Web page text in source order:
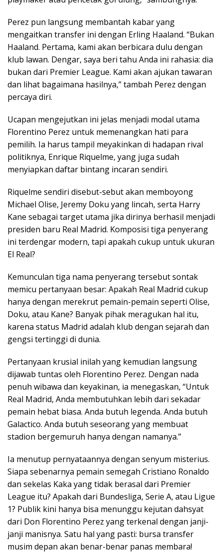
Perez pun langsung membantah kabar yang
mengaitkan transfer ini dengan Erling Haaland. “Bukan
Haaland. Pertama, kami akan berbicara dulu dengan
klub lawan. Dengar, saya beri tahu Anda ini rahasia: dia
bukan dari Premier League. Kami akan ajukan tawaran
dan lihat bagaimana hasilnya,” tambah Perez dengan
percaya diri.
Ucapan mengejutkan ini jelas menjadi modal utama
Florentino Perez untuk memenangkan hati para
pemilih. Ia harus tampil meyakinkan di hadapan rival
politiknya, Enrique Riquelme, yang juga sudah
menyiapkan daftar bintang incaran sendiri.
Riquelme sendiri disebut-sebut akan memboyong
Michael Olise, Jeremy Doku yang lincah, serta Harry
Kane sebagai target utama jika dirinya berhasil menjadi
presiden baru Real Madrid. Komposisi tiga penyerang
ini terdengar modern, tapi apakah cukup untuk ukuran
El Real?
Kemunculan tiga nama penyerang tersebut sontak
memicu pertanyaan besar: Apakah Real Madrid cukup
hanya dengan merekrut pemain-pemain seperti Olise,
Doku, atau Kane? Banyak pihak meragukan hal itu,
karena status Madrid adalah klub dengan sejarah dan
gengsi tertinggi di dunia.
Pertanyaan krusial inilah yang kemudian langsung
dijawab tuntas oleh Florentino Perez. Dengan nada
penuh wibawa dan keyakinan, ia menegaskan, “Untuk
Real Madrid, Anda membutuhkan lebih dari sekadar
pemain hebat biasa. Anda butuh legenda. Anda butuh
Galactico. Anda butuh seseorang yang membuat
stadion bergemuruh hanya dengan namanya.”
Ia menutup pernyataannya dengan senyum misterius.
Siapa sebenarnya pemain semegah Cristiano Ronaldo
dan sekelas Kaka yang tidak berasal dari Premier
League itu? Apakah dari Bundesliga, Serie A, atau Ligue
1? Publik kini hanya bisa menunggu kejutan dahsyat
dari Don Florentino Perez yang terkenal dengan janji-
janji manisnya. Satu hal yang pasti: bursa transfer
musim depan akan benar-benar panas membara!